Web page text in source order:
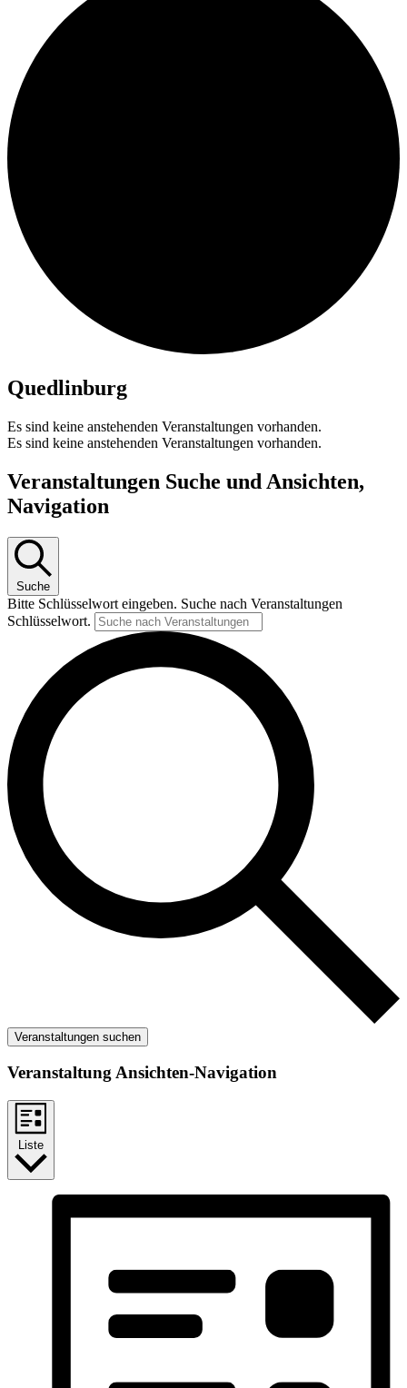
Quedlinburg
Es sind keine anstehenden Veranstaltungen vorhanden.
Es sind keine anstehenden Veranstaltungen vorhanden.
Veranstaltungen Suche und Ansichten,
Navigation
Suche
Bitte Schlüsselwort eingeben. Suche nach Veranstaltungen
Schlüsselwort.
Veranstaltungen suchen
Veranstaltung Ansichten-Navigation
Liste